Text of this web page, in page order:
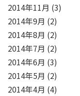
2014年11月 (3)
2014年9月 (2)
2014年8月 (2)
2014年7月 (2)
2014年6月 (3)
2014年5月 (2)
2014年4月 (4)